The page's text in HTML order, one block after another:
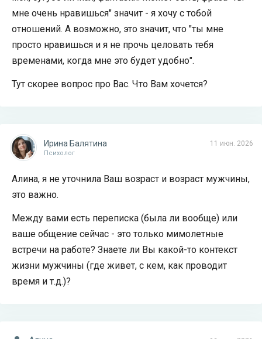
мне очень нравишься" значит - я хочу с тобой
отношений. А возможно, это значит, что "ты мне
просто нравишься и я не прочь целовать тебя
временами, когда мне это будет удобно".
Тут скорее вопрос про Вас. Что Вам хочется?
11 июн. 2026
Ирина Балятина
Психолог
Алина, я не уточнила Ваш возраст и возраст мужчины,
это важно.
Между вами есть переписка (была ли вообще) или
ваше общение сейчас - это только мимолетные
встречи на работе? Знаете ли Вы какой-то контекст
жизни мужчины (где живет, с кем, как проводит
время и т.д.)?